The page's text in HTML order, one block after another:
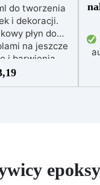
do tworzenia
i dekoracji.
płyn do
na jeszcze
i barwienia
uzyskać
RESI-Blast
zdjęcia!)